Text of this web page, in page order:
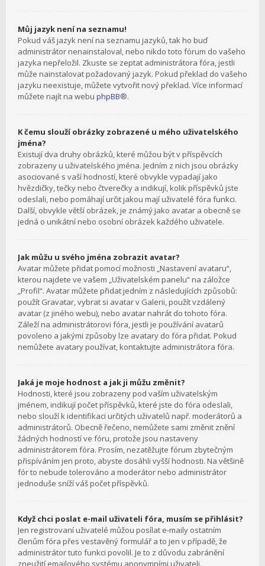
Můj jazyk není na seznamu!
Pokud váš jazyk není na seznamu jazyků, tak ho buď
administrátor nenainstaloval, nebo nikdo toto fórum do vašeho
jazyka nepřeložil. Zkuste se zeptat administrátora fóra, jestli
může nainstalovat požadovaný jazyk. Pokud překlad do vašeho
jazyku neexistuje, můžete vytvořit nový překlad. Více informací
můžete najít na webu phpBB®.
K čemu slouží obrázky zobrazené u mého uživatelského
jména?
Existují dva druhy obrázků, které můžou být v příspěvcích
zobrazeny u uživatelského jména. Jedním z nich jsou obrázky
asociované s vaší hodností, které obvykle vypadají jako
hvězdičky, tečky nebo čtverečky a indikují, kolik příspěvků jste
odeslali, nebo pomáhají určit jakou mají uživatelé fóra funkci.
Další, obvykle větší obrázek, je známý jako avatar a obecně se
jedná o unikátní nebo osobní obrázek každého uživatele.
Jak můžu u svého jména zobrazit avatar?
Avatar můžete přidat pomocí možnosti „Nastavení avataru“,
kterou najdete ve vašem „Uživatelském panelu“ na záložce
„Profil“. Avatar můžete přidat jedním z následujících způsobů:
použít Gravatar, vybrat si avatar v Galerii, použít vzdálený
avatar (z jiného webu), nebo avatar nahrát do tohoto fóra.
Záleží na administrátorovi fóra, jestli je používání avatarů
povoleno a jakými způsoby lze avatary do fóra přidat. Pokud
nemůžete avatary používat, kontaktujte administrátora fóra.
Jaká je moje hodnost a jak ji můžu změnit?
Hodnosti, které jsou zobrazeny pod vaším uživatelským
jménem, indikují počet příspěvků, které jste do fóra odeslali,
nebo slouží k identifikaci určitých uživatelů např. moderátorů a
administrátorů. Obecně řečeno, nemůžete sami změnit znění
žádných hodností ve fóru, protože jsou nastaveny
administrátorem fóra. Prosím, nezatěžujte fórum zbytečným
přispíváním jen proto, abyste dosáhli vyšší hodnosti. Na většině
fór to nebude tolerováno a moderátor nebo administrátor
jednoduše sníží váš počet příspěvků.
Když chci poslat e-mail uživateli fóra, musím se přihlásit?
Jen registrovaní uživatelé můžou posílat e-maily ostatním
členům fóra přes vestavěný formulář a to jen v případě, že
administrátor tuto funkci povolil. Je to z důvodu zabránění
zneužití emailového systému anonymními uživateli.